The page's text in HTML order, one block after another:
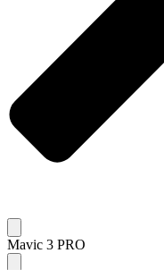
Mavic 3 PRO